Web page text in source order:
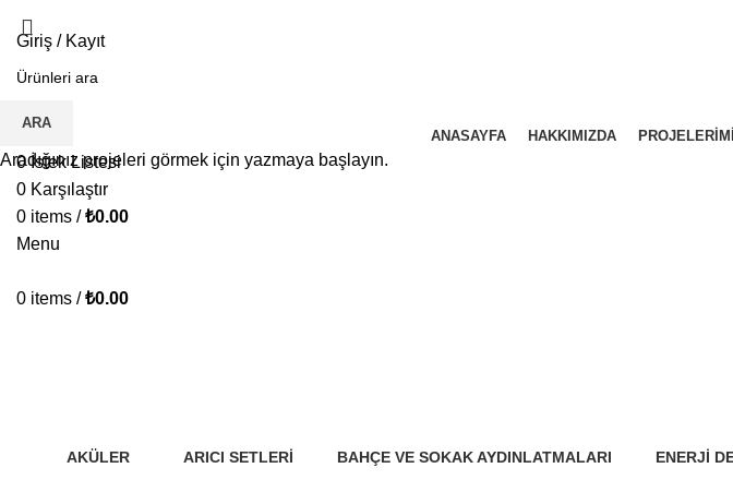
Giriş / Kayıt
İ.K BAŞVURU FORMU
ANASAYFA HAKKIMIZDA
0İstek Listesi
0 Karşılaştır
0 items / ₺0.00
Menu
0 items / ₺0.00
AKÜLER
ARICI SETLERI
BAHÇE VE SOKAK AYDINLATMALARI
ENERJI
ARA
Aradığınız projeleri görmek için yazmaya başlayın.